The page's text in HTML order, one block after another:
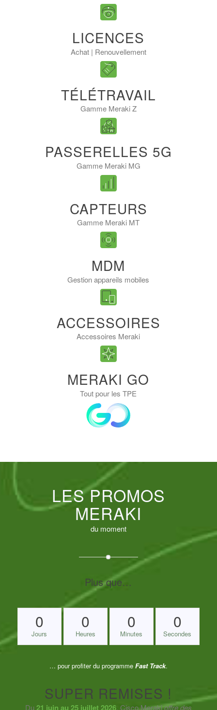
LICENCES
Achat | Renouvellement
TÉLÉTRAVAIL
Gamme Meraki Z
PASSERELLES 5G
Gamme Meraki MG
CAPTEURS
Gamme Meraki MT
MDM
Gestion appareils mobiles
ACCESSOIRES
Accessoires Meraki
MERAKI GO
Tout pour les TPE
LES PROMOS
MERAKI
du moment
Plus que…
0
Jours
0
Heures
0
Minutes
0
Secondes
… pour profiter du programme Fast Track.
SUPER REMISES !
Du 21 juin au 25 juillet 2026, Cisco Merakioffre des